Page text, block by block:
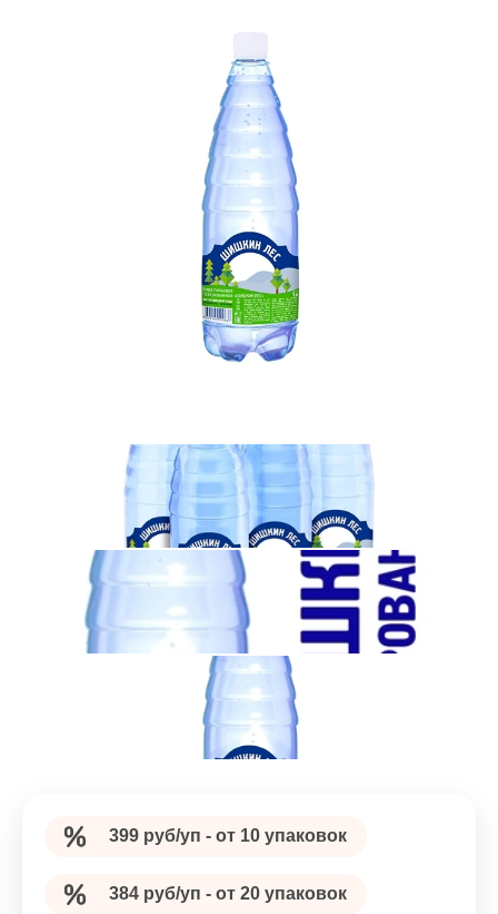
399 руб/уп - от 10 упаковок
384 руб/уп - от 20 упаковок